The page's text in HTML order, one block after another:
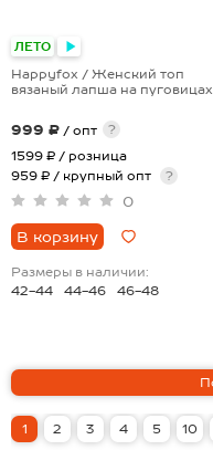
ЛЕТО
Happyfox / Женский топ
вязаный лапша на пуговицах
999 ₽ / опт
?
1599 ₽ / розница
959 ₽ / крупный опт
?
0
В корзину
Размеры в наличии:
42-44
44-46 46-48
1 2 3 4 5 10